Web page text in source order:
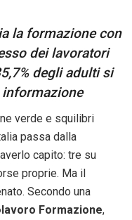
la formazione con
dei lavoratori
degli adulti si
verde e squilibri
passa dalla
capito: tre su
proprie. Ma il
Secondo una
Formazione,